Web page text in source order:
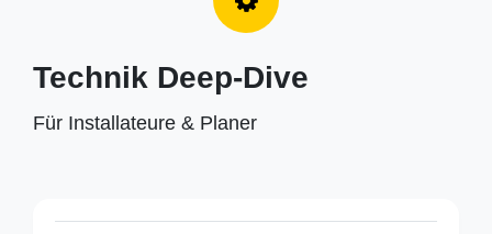
Technik Deep-Dive
Für Installateure & Planer